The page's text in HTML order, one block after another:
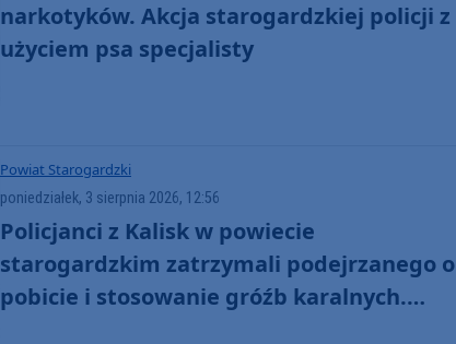
narkotyków. Akcja starogardzkiej policji z
użyciem psa specjalisty
Powiat Starogardzki
poniedziałek, 3 sierpnia 2026, 12:56
Policjanci z Kalisk w powiecie
starogardzkim zatrzymali podejrzanego o
pobicie i stosowanie gróźb karalnych.